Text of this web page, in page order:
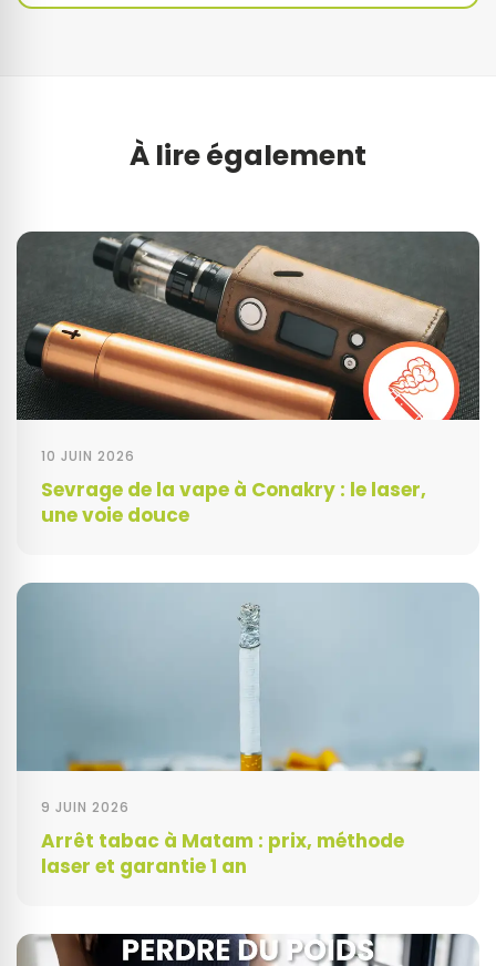
À lire également
10 JUIN 2026
Sevrage de la vape à Conakry : le laser,
une voie douce
9 JUIN 2026
Arrêt tabac à Matam : prix, méthode
laser et garantie 1 an